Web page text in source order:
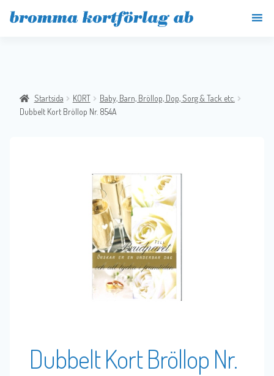
Startsida KORT
Baby, Barn, Bröllop, Dop, Sorg & Tack etc.
Dubbelt Kort Bröllop Nr. 854A
Dubbelt Kort Bröllop Nr.